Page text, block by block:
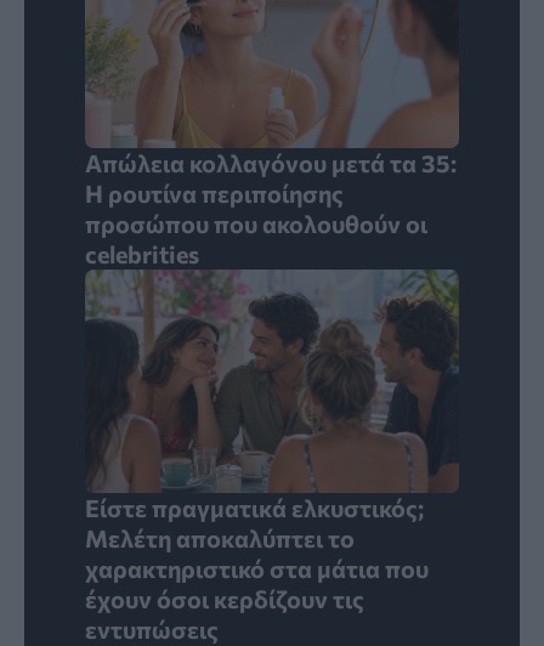
Απώλεια κολλαγόνου μετά τα 35:
Η ρουτίνα περιποίησης
προσώπου που ακολουθούν οι
celebrities
Είστε πραγματικά ελκυστικός;
Μελέτη αποκαλύπτει το
χαρακτηριστικό στα μάτια που
έχουν όσοι κερδίζουν τις
εντυπώσεις